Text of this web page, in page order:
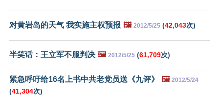
对黄岩岛的天气 我实施主权预报 🖼️ 2012/5/25 (42,043次)
半笑话：王立军不服判决 🖼️ 2012/5/25 (61,709次)
紧急呼吁给16名上书中共老党员送《九评》 🖼️ 2012/5/24
(41,304次)